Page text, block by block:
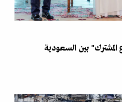
المشترك" بين السعودية